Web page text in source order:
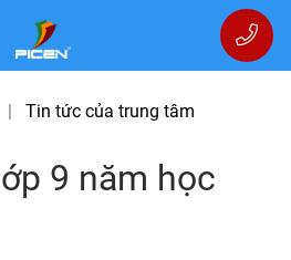
Tin tức của trung tâm
9 năm học